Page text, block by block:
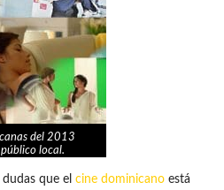
del 2013
local.
que el cine dominicano está